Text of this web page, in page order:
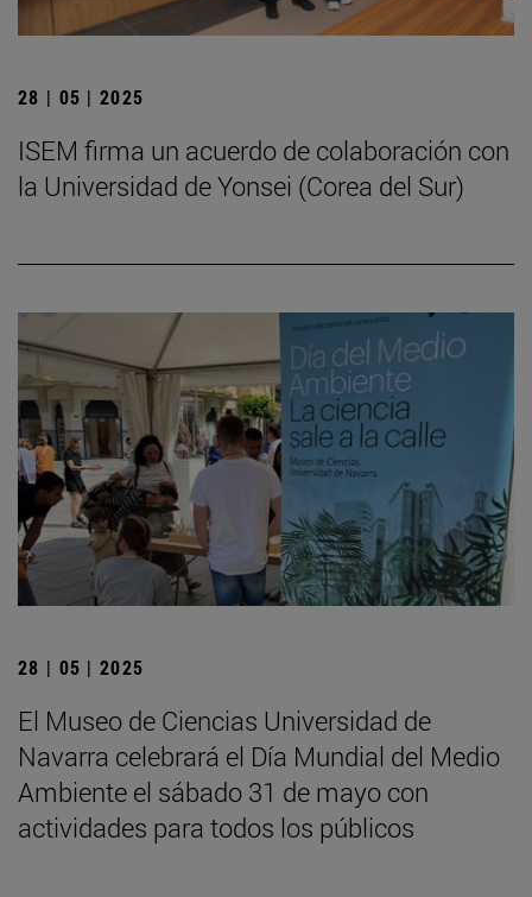
28 | 05 | 2025
ISEM firma un acuerdo de colaboración con
la Universidad de Yonsei (Corea del Sur)
28 | 05 | 2025
El Museo de Ciencias Universidad de
Navarra celebrará el Día Mundial del Medio
Ambiente el sábado 31 de mayo con
actividades para todos los públicos